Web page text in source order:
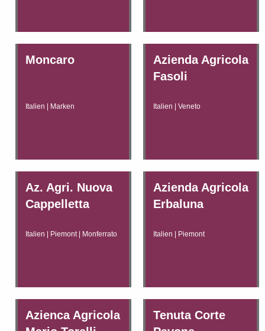
Moncaro
Italien | Marken
Azienda Agricola
Fasoli
Italien | Veneto
Az. Agri. Nuova
Cappelletta
Italien | Piemont | Monferrato
Azienda Agricola
Erbaluna
Italien | Piemont
Azienca Agricola
Tenuta Corte